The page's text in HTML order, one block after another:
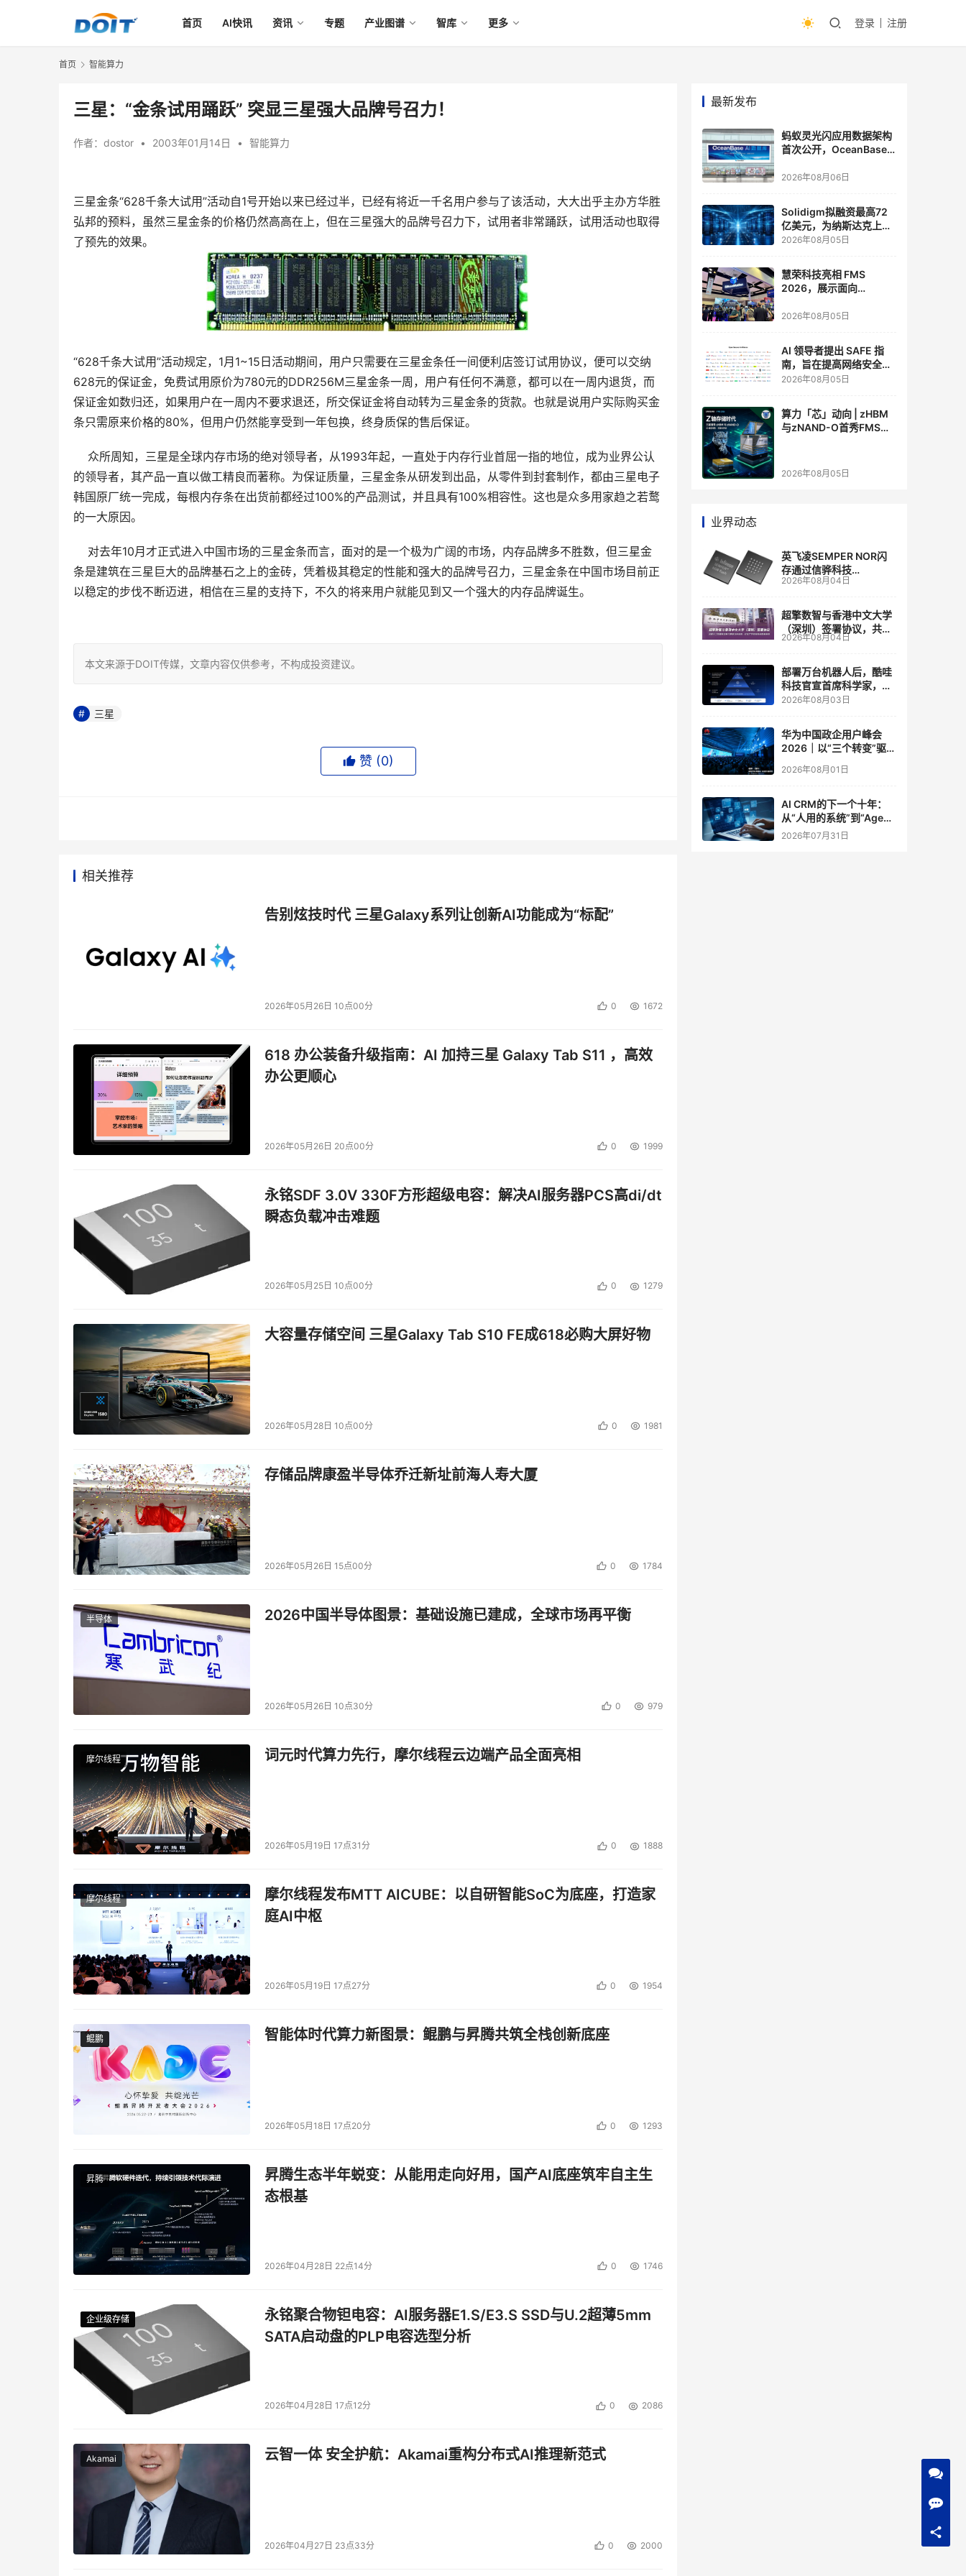
首页 AI快讯 资讯 专题 产业图谱 智库 更多 登录 注册
首页 智能算力
三星：“金条试用踊跃” 突显三星强大品牌号召力！
作者： dostor • 2003年01月14日 • 智能算力
三星金条“628千条大试用”活动自1号开始以来已经过半，已经有将近一千名用户参与了该活动，大大出乎主办方华胜
弘邦的预料，虽然三星金条的价格仍然高高在上，但在三星强大的品牌号召力下，试用者非常踊跃，试用活动也取得
了预先的效果。
“628千条大试用”活动规定，1月1~15日活动期间，用户只需要在三星金条任一间便利店签订试用协议，便可以交纳
628元的保证金，免费试用原价为780元的DDR256M三星金条一周，用户有任何不满意，都可以在一周内退货，而
保证金如数归还，如果用户在一周内不要求退还，所交保证金将自动转为三星金条的货款。也就是说用户实际购买金
条只需原来价格的80%，但用户仍然能享受到一年包换，终身质保的售后保证。
众所周知，三星是全球内存市场的绝对领导者，从1993年起，一直处于内存行业首屈一指的地位，成为业界公认
的领导者，其产品一直以做工精良而著称。为保证质量，三星金条从研发到出品，从零件到封套制作，都由三星电子
韩国原厂统一完成，每根内存条在出货前都经过100%的产品测试，并且具有100%相容性。这也是众多用家趋之若鹜
的一大原因。
对去年10月才正式进入中国市场的三星金条而言，面对的是一个极为广阔的市场，内存品牌多不胜数，但三星金
条是建筑在三星巨大的品牌基石之上的金砖，凭着极其稳定的性能和强大的品牌号召力，三星金条在中国市场目前正
以稳定的步伐不断迈进，相信在三星的支持下，不久的将来用户就能见到又一个强大的内存品牌诞生。
本文来源于DOIT传媒，文章内容仅供参考，不构成投资建议。
三星
赞 (0)
相关推荐
告别炫技时代 三星Galaxy系列让创新AI功能成为“标配”
2026年05月26日 10点00分 0 1672
618 办公装备升级指南：AI 加持三星 Galaxy Tab S11 ，高效
办公更顺心
2026年05月26日 20点00分 0 1999
永铭SDF 3.0V 330F方形超级电容：解决AI服务器PCS高di/dt
瞬态负载冲击难题
2026年05月25日 10点00分 0 1279
大容量存储空间 三星Galaxy Tab S10 FE成618必购大屏好物
2026年05月28日 10点00分 0 1981
存储品牌康盈半导体乔迁新址前海人寿大厦
2026年05月26日 15点00分 0 1784
半导体 2026中国半导体图景：基础设施已建成，全球市场再平衡
2026年05月26日 10点30分 0 979
摩尔线程 词元时代算力先行，摩尔线程云边端产品全面亮相
2026年05月19日 17点31分 0 1888
摩尔线程
摩尔线程发布MTT AICUBE：以自研智能SoC为底座，打造家
庭AI中枢
2026年05月19日 17点27分 0 1954
鲲鹏
鲲鹏 智能体时代算力新图景：鲲鹏与昇腾共筑全栈创新底座
2026年05月18日 17点20分 0 1293
昇腾
昇腾生态半年蜕变：从能用走向好用，国产AI底座筑牢自主生
态根基
2026年04月28日 22点14分 0 1746
企业级存储
企业级存储
企业级存储
企业级存储
永铭聚合物钽电容：AI服务器E1.S/E3.S SSD与U.2超薄5mm
SATA启动盘的PLP电容选型分析
2026年04月28日 17点12分 0 2086
Akamai 云智一体 安全护航：Akamai重构分布式AI推理新范式
2026年04月27日 23点33分 0 2000
最新发布
蚂蚁灵光闪应用数据架构
首次公开，OceanBase
2026年08月06日
Solidigm拟融资最高72
亿美元，为纳斯达克上市
做准备
2026年08月05日
慧荣科技亮相 FMS
2026，展示面向
存储方案
2026年08月05日
AI 领导者提出 SAFE 指
南，旨在提高网络安全透
明度
2026年08月05日
算力「芯」动向 | zHBM
与zNAND-O首秀FMS
个维度，z轴算盘的魅力
2026年08月05日
业界动态
英飞凌SEMPER NOR闪
存通过信骅科技
AST2700 BMC认证，全
管理
2026年08月04日
超擎数智与香港中文大学
（深圳）签署协议，共建
人工智能和边缘计算联合
2026年08月04日
部署万台机器人后，酷哇
科技官宣首席科学家，要
让世界模型交付生产力
2026年08月03日
华为中国政企用户峰会
2026｜以“三个转变”驱动
2026年08月01日
AI CRM的下一个十年：
从“人用的系统”到“Agent
调用的底座”
2026年07月31日